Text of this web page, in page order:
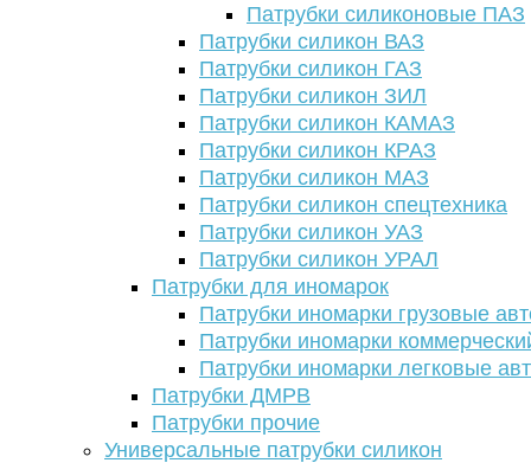
Патрубки силиконовые ПАЗ
Патрубки силикон ВАЗ
Патрубки силикон ГАЗ
Патрубки силикон ЗИЛ
Патрубки силикон КАМАЗ
Патрубки силикон КРАЗ
Патрубки силикон МАЗ
Патрубки силикон спецтехника
Патрубки силикон УАЗ
Патрубки силикон УРАЛ
Патрубки для иномарок
Патрубки иномарки грузовые
Патрубки иномарки
Патрубки иномарки легковые
Патрубки ДМРВ
Патрубки прочие
Универсальные патрубки силикон